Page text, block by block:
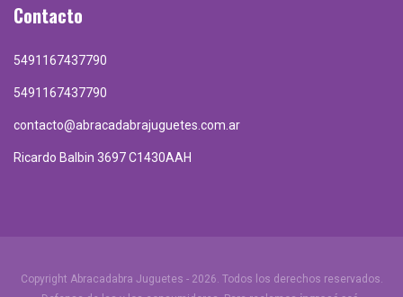
Contacto
5491167437790
5491167437790
contacto@abracadabrajuguetes.com.ar
Ricardo Balbin 3697 C1430AAH
Copyright Abracadabra Juguetes - 2026. Todos los derechos reservados.